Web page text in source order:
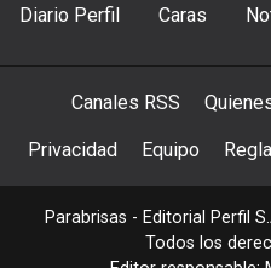
Diario Perfil Caras
Canales RSS
Privacidad Equipo
Parabrisas - Editorial Perfil
Todos los